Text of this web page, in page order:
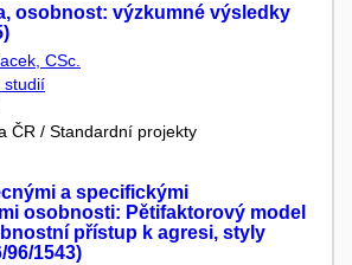
osobnost: výzkumné výsledky
CSc.
studií
ČR / Standardní projekty
a specifickými
osobnosti: Pětifaktorový model
přístup k agresi, styly
96/1543)